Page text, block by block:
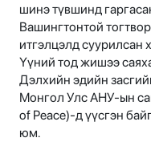
шинэ түвшинд
Вашингтонтой
итгэлцэлд суурилсан
Үүний тод жишээ
Дэлхийн эдийн
Монгол Улс АНУ-ын
of Peace)-д үүсгэн
юм.